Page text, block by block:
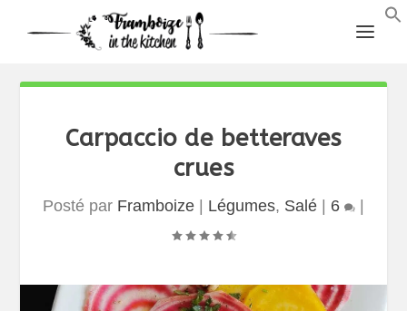
Carpaccio de betteraves
crues
Posté par Framboize Légumes, Salé 6